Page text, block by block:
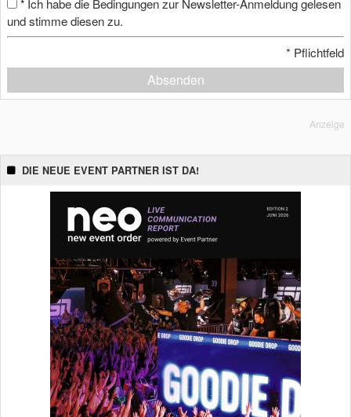
* Ich habe die Bedingungen zur Newsletter-Anmeldung gelesen
und stimme diesen zu.
* Pflichtfeld
Absenden
Anzeige
DIE NEUE EVENT PARTNER IST DA!